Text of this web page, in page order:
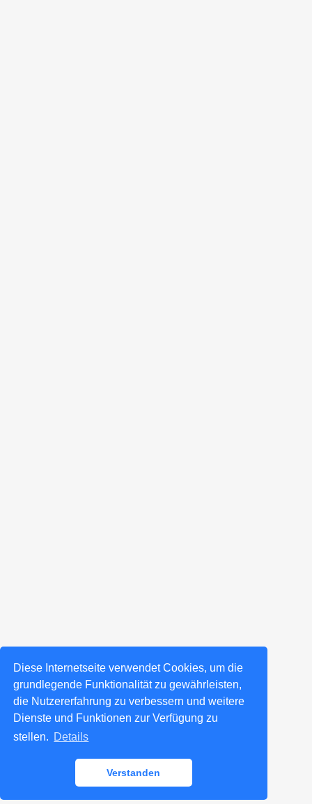
Diese Internetseite verwendet Cookies, um die
grundlegende Funktionalität zu gewährleisten,
die Nutzererfahrung zu verbessern und weitere
Dienste und Funktionen zur Verfügung zu
stellen. Details
Verstanden